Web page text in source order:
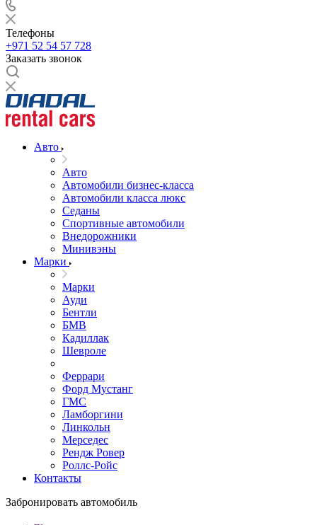
Телефоны
+971 52 54 57 728
Заказать звонок
Авто
Авто
Автомобили бизнес-класса
Автомобили класса люкс
Седаны
Спортивные автомобили
Внедорожники
Минивэны
Марки
Марки
Ауди
Бентли
БМВ
Кадиллак
Шевроле
Феррари
Форд Мустанг
ГМС
Ламборгини
Линкольн
Мерседес
Рендж Ровер
Роллс-Ройс
Контакты
Забронировать автомобиль